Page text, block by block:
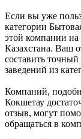
Если вы уже
категории
этой компании
Казахстана. Ваш
составить
заведений из
Компаний,
Кокшетау
отзыв, могут
обращаться в